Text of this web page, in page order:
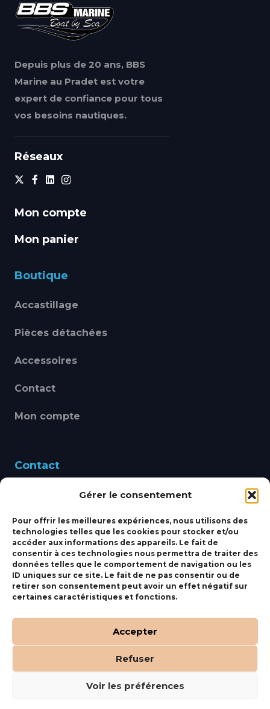
Gérer le consentement
Pour offrir les meilleures expériences, nous utilisons des
technologies telles que les cookies pour stocker et/ou
accéder aux informations des appareils. Le fait de
consentir à ces technologies nous permettra de traiter des
données telles que le comportement de navigation ou les
ID uniques sur ce site. Le fait de ne pas consentir ou de
retirer son consentement peut avoir un effet négatif sur
certaines caractéristiques et fonctions.
Accepter
Refuser
Voir les préférences
Depuis plus de 20 ans, BBS
Marine au Pradet est votre
expert de confiance pour tous
vos besoins nautiques.
Réseaux
Mon compte
Mon panier
Boutique
Accastillage
Pièces détachées
Accessoires
Contact
Mon compte
Contact
460 Avenue Alain Le
bbsmarine@bbs-
marine.fr
Fixe:04 27 50 24 50
Mobile:06 69 44 48 83
Orocom .